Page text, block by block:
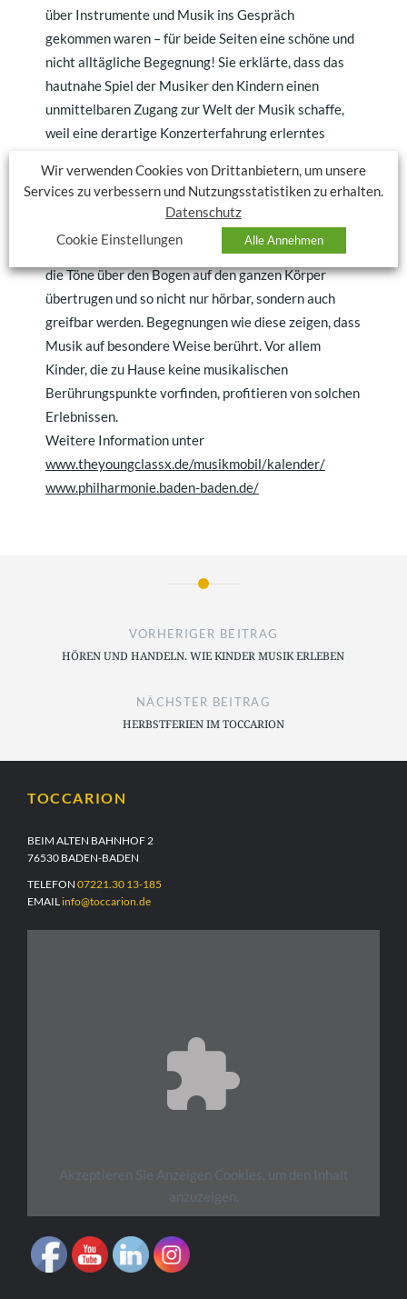
über Instrumente und Musik ins Gespräch
gekommen waren – für beide Seiten eine schöne und
nicht alltägliche Begegnung! Sie erklärte, dass das
hautnahe Spiel der Musiker den Kindern einen
unmittelbaren Zugang zur Welt der Musik schaffe,
weil eine derartige Konzerterfahrung erlerntes
mache.
Die bereichernden Begegnungen mit den
Instrumenten hinterließen zudem spürbaren
Eindruck. Einige der Viertklässler staunten, wie sich
die Töne über den Bogen auf den ganzen Körper
übertrugen und so nicht nur hörbar, sondern auch
greifbar werden. Begegnungen wie diese zeigen, dass
Musik auf besondere Weise berührt. Vor allem
Kinder, die zu Hause keine musikalischen
Berührungspunkte vorfinden, profitieren von solchen
Erlebnissen.
Weitere Information unter
www.theyoungclassx.de/musikmobil/kalender/
www.philharmonie.baden-baden.de/
VORHERIGER BEITRAG
HÖREN UND HANDELN. WIE KINDER MUSIK ERLEBEN
NÄCHSTER BEITRAG
HERBSTFERIEN IM TOCCARION
TOCCARION
BEIM ALTEN BAHNHOF 2
76530 BADEN-BADEN
TELEFON 07221.30 13-185
EMAIL info@toccarion.de
Akzeptieren Sie Anzeigen Cookies, um den Inhalt
anzuzeigen.
Wir verwenden Cookies von Drittanbietern, um unsere
Services zu verbessern und Nutzungsstatistiken zu erhalten.
Datenschutz
Cookie Einstellungen
Alle Annehmen